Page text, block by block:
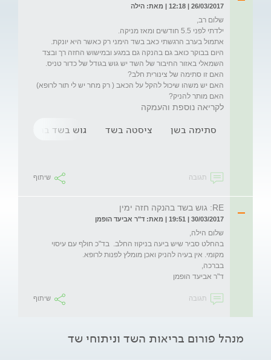
26/03/2017 | 12:18 | מאת: הילה
היום בבוקר כואב גם בהנקה גם במגע ובמישוש החזה רך ובצד
האם מותר להניק?
לקריאה נוספת והעמקה
סתימה בשן ציסטה בשד גוש בשד בהנקה
תגובה שיתוף
RE: גוש בשד בהנקה חזה ימין
30/03/2017 | 19:51 | מאת: ד"ר אביעד הופמן
בהחלט סביר שיש ביעה בניקוז החלב.  בד"כ חולף עם עיסוי
ד"ר אביעד הופמן
תגובה שיתוף
מנהל פורום בריאות השד וניתוחי שד